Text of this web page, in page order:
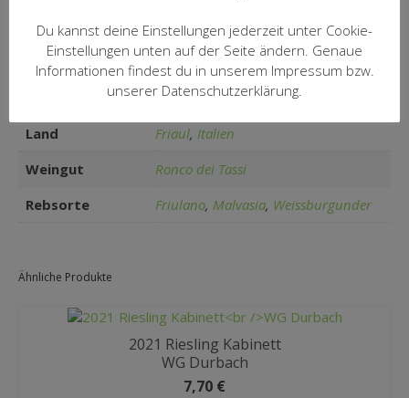
0,75 l (24,53 €/Ltr.) zzgl. Versand
Zusätzliche Informationen
Land Friaul, Italien
Weingut
Ronco dei Tassi
Rebsorte
Friulano, Malvasia, Weissburgunder
Ähnliche Produkte
2021 Riesling Kabinett
WG Durbach
7,70 €
Du kannst deine Einstellungen jederzeit unter Cookie-
Einstellungen unten auf der Seite ändern. Genaue
Informationen findest du in unserem Impressum bzw.
unserer Datenschutzerklärung.